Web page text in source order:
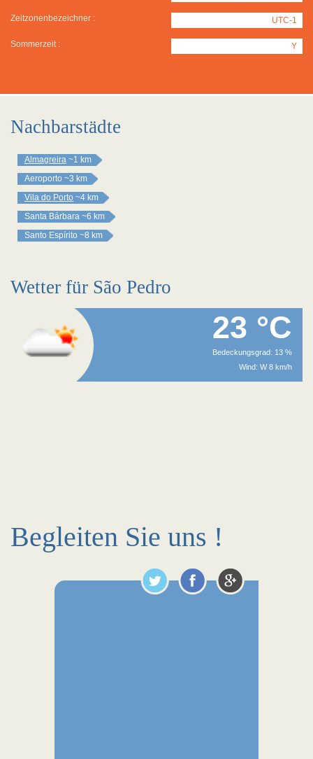
Zeitzonenbezeichner : UTC-1
Sommerzeit : Y
Nachbarstädte
Almagreira ~1 km
Aeroporto ~3 km
Vila do Porto ~4 km
Santa Bárbara ~6 km
Santo Espírito ~8 km
Wetter für São Pedro
23 °C
Bedeckungsgrad: 13 %
Wind: W 8 km/h
Begleiten Sie uns !